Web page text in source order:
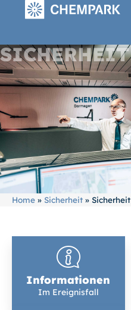
SICHERHEIT
Home » Sicherheit »
Informationen
Im Ereignisfall